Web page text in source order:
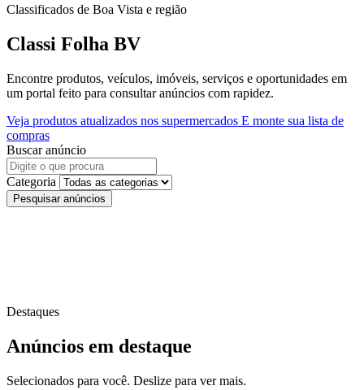
Classificados de Boa Vista e região
Classi Folha BV
Encontre produtos, veículos, imóveis, serviços e oportunidades em
um portal feito para consultar anúncios com rapidez.
Veja produtos atualizados nos supermercados E monte sua lista de
compras
Buscar anúncio
Categoria
Pesquisar anúncios
Destaques
Anúncios em destaque
Selecionados para você. Deslize para ver mais.